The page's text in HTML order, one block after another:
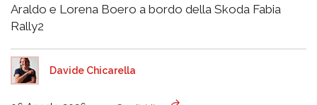
Araldo e Lorena Boero a bordo della Skoda Fabia
Rally2
Davide Chicarella